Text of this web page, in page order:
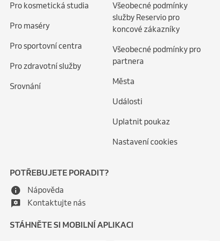
Pro kosmetická studia
Pro maséry
Pro sportovní centra
Pro zdravotní služby
Srovnání
Všeobecné podmínky
služby Reservio pro
koncové zákazníky
Všeobecné podmínky pro
partnera
Města
Události
Uplatnit poukaz
Nastavení cookies
POTŘEBUJETE PORADIT?
Nápověda
Kontaktujte nás
STÁHNĚTE SI MOBILNÍ APLIKACI